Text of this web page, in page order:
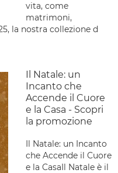
vita, come
matrimoni,
la nostra collezione d
Il Natale: un
Incanto che
Accende il Cuore
e la Casa - Scopri
la promozione
Il Natale: un Incanto
che Accende il Cuore
e la CasaIl Natale è il